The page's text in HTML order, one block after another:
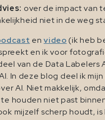
over de impact van
niet in de weg
envideo(ik heb
en ik voor
van de Data
In deze blog deel ik
AI. Niet makkelijk,
te houden niet past
mijzelf scherp houdt,